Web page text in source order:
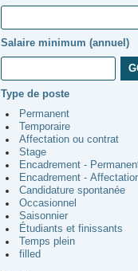
Salaire minimum (annuel)
Type de poste
Permanent
Temporaire
Affectation ou contrat
Stage
Encadrement -
Encadrement -
Candidature spontanée
Occasionnel
Saisonnier
Étudiants et finissants
Temps plein
filled